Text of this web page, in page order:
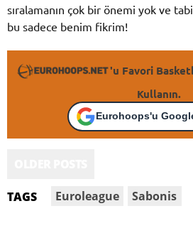
sıralamanın çok bir önemi yok ve
bu sadece benim fikrim!
'u Favori
Kullanın.
Eurohoops'u
TAGS Euroleague Sabonis